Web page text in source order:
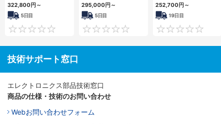
322,800円～
5日目
0
295,000円～
5日目
0
252,700円～
19日目
技術サポート窓口
エレクトロニクス部品技術窓口
商品の仕様・技術のお問い合わせ
Webお問い合わせフォーム